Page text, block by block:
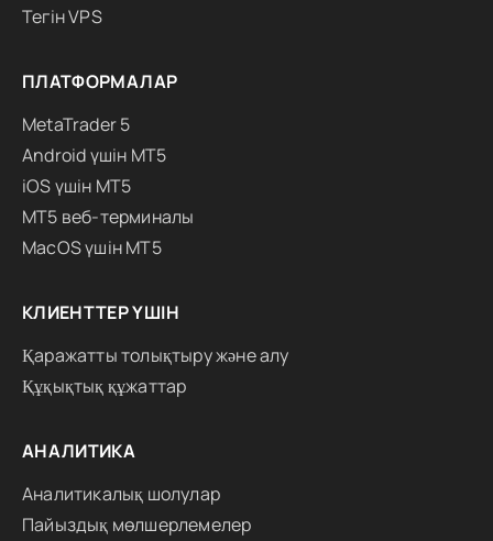
Тегін VPS
ПЛАТФОРМАЛАР
MetaTrader 5
Android үшін MT5
iOS үшін MT5
MT5 веб-терминалы
MacOS үшін MT5
КЛИЕНТТЕР ҮШІН
Қаражатты толықтыру және алу
Құқықтық құжаттар
АНАЛИТИКА
Аналитикалық шолулар
Пайыздық мөлшерлемелер